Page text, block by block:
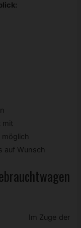
mit
auf Wunsch
Im Zuge der